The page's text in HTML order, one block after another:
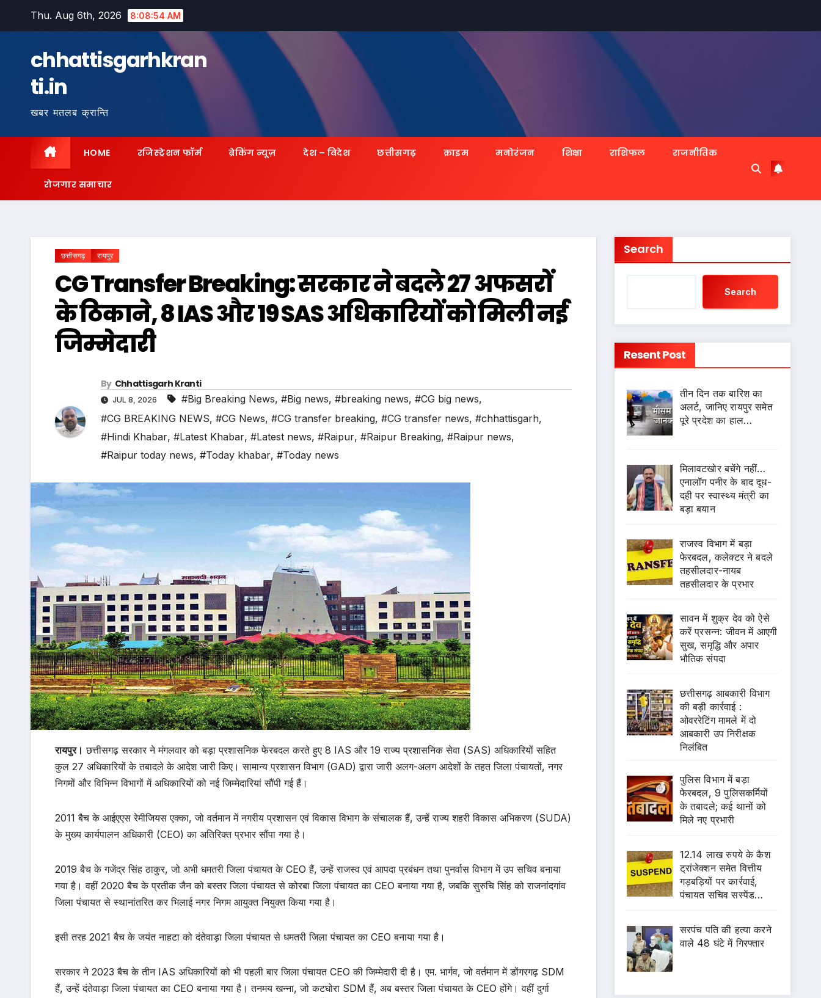
Thu. Aug 6th, 2026 8:08:56 AM
chhattisgarhkran
ti.in
खबर मतलब क्रान्ति
HOME रजिस्ट्रेशन फॉर्म ब्रेकिंग न्यूज़ देश – विदेश छत्तीसगढ़ क्राइम मनोरंजन शिक्षा राशिफल राजनीतिक
रोजगार समाचार
छत्तीसगढ़ रायपुर
CG Transfer Breaking: सरकार ने बदले 27 अफसरों
के ठिकाने, 8 IAS और 19 SAS अधिकारियों को मिली नई
जिम्मेदारी
By Chhattisgarh Kranti
JUL 8, 2026 #Big Breaking News, #Big news, #breaking news, #CG big news,
#CG BREAKING NEWS, #CG News, #CG transfer breaking, #CG transfer news, #chhattisgarh,
#Hindi Khabar, #Latest Khabar, #Latest news, #Raipur, #Raipur Breaking, #Raipur news,
#Raipur today news, #Today khabar, #Today news
रायपुर। छत्तीसगढ़ सरकार ने मंगलवार को बड़ा प्रशासनिक फेरबदल करते हुए 8 IAS और 19 राज्य प्रशासनिक सेवा (SAS) अधिकारियों सहित
कुल 27 अधिकारियों के तबादले के आदेश जारी किए। सामान्य प्रशासन विभाग (GAD) द्वारा जारी अलग-अलग आदेशों के तहत जिला पंचायतों, नगर
निगमों और विभिन्न विभागों में अधिकारियों को नई जिम्मेदारियां सौंपी गई हैं।
2011 बैच के आईएएस रेमीजियस एक्का, जो वर्तमान में नगरीय प्रशासन एवं विकास विभाग के संचालक हैं, उन्हें राज्य शहरी विकास अभिकरण (SUDA)
के मुख्य कार्यपालन अधिकारी (CEO) का अतिरिक्त प्रभार सौंपा गया है।
2019 बैच के गजेंद्र सिंह ठाकुर, जो अभी धमतरी जिला पंचायत के CEO हैं, उन्हें राजस्व एवं आपदा प्रबंधन तथा पुनर्वास विभाग में उप सचिव बनाया
गया है। वहीं 2020 बैच के प्रतीक जैन को बस्तर जिला पंचायत से कोरबा जिला पंचायत का CEO बनाया गया है, जबकि सुरुचि सिंह को राजनांदगांव
जिला पंचायत से स्थानांतरित कर भिलाई नगर निगम आयुक्त नियुक्त किया गया है।
इसी तरह 2021 बैच के जयंत नाहटा को दंतेवाड़ा जिला पंचायत से धमतरी जिला पंचायत का CEO बनाया गया है।
सरकार ने 2023 बैच के तीन IAS अधिकारियों को भी पहली बार जिला पंचायत CEO की जिम्मेदारी दी है। एम. भार्गव, जो वर्तमान में डोंगरगढ़ SDM
हैं, उन्हें दंतेवाड़ा जिला पंचायत का CEO बनाया गया है। तनमय खन्ना, जो कटघोरा SDM हैं, अब बस्तर जिला पंचायत के CEO होंगे। वहीं दुर्गा
Search
Search
Resent Post
तीन दिन तक बारिश का
अलर्ट, जानिए रायपुर समेत
पूरे प्रदेश का हाल…
मिलावटखोर बचेंगे नहीं…
एनालॉग पनीर के बाद दूध-
दही पर स्वास्थ्य मंत्री का
बड़ा बयान
राजस्व विभाग में बड़ा
फेरबदल, कलेक्टर ने बदले
तहसीलदार-नायब
तहसीलदार के प्रभार
सावन में शुक्र देव को ऐसे
करें प्रसन्न: जीवन में आएगी
सुख, समृद्धि और अपार
भौतिक संपदा
छत्तीसगढ़ आबकारी विभाग
की बड़ी कार्रवाई :
ओवररेटिंग मामले में दो
आबकारी उप निरीक्षक
निलंबित
पुलिस विभाग में बड़ा
फेरबदल, 9 पुलिसकर्मियों
के तबादले; कई थानों को
मिले नए प्रभारी
12.14 लाख रुपये के कैश
ट्रांजेक्शन समेत वित्तीय
गड़बड़ियों पर कार्रवाई,
पंचायत सचिव सस्पेंड…
सरपंच पति की हत्या करने
वाले 48 घंटे में गिरफ्तार